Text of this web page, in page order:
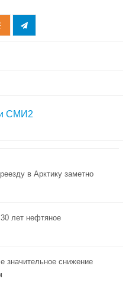
СМИ2
в Арктику заметно
лет нефтяное
значительное снижение